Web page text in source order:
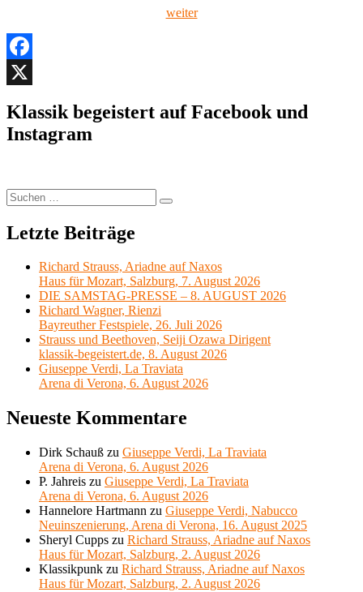
weiter
Facebook
Klassik begeistert auf Facebook und
Instagram
Suchen
nach:
Suchen
Letzte Beiträge
Richard Strauss, Ariadne auf Naxos
Haus für Mozart, Salzburg, 7. August 2026
DIE SAMSTAG-PRESSE – 8. AUGUST 2026
Richard Wagner, Rienzi
Bayreuther Festspiele, 26. Juli 2026
Strauss und Beethoven, Seiji Ozawa Dirigent
klassik-begeistert.de, 8. August 2026
Giuseppe Verdi, La Traviata
Arena di Verona, 6. August 2026
Neueste Kommentare
Dirk Schauß zu Giuseppe Verdi, La Traviata
Arena di Verona, 6. August 2026
P. Jahreis zu Giuseppe Verdi, La Traviata
Arena di Verona, 6. August 2026
Hannelore Hartmann zu Giuseppe Verdi, Nabucco
Neuinszenierung, Arena di Verona, 16. August 2025
Sheryl Cupps zu Richard Strauss, Ariadne auf Naxos
Haus für Mozart, Salzburg, 2. August 2026
Klassikpunk zu Richard Strauss, Ariadne auf Naxos
Haus für Mozart, Salzburg, 2. August 2026